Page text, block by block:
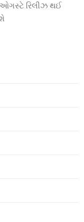
ઓગસ્ટે રિલીઝ થઈ